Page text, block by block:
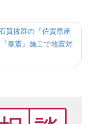
質抜群の『佐賀県産
泰震』施工で地震対